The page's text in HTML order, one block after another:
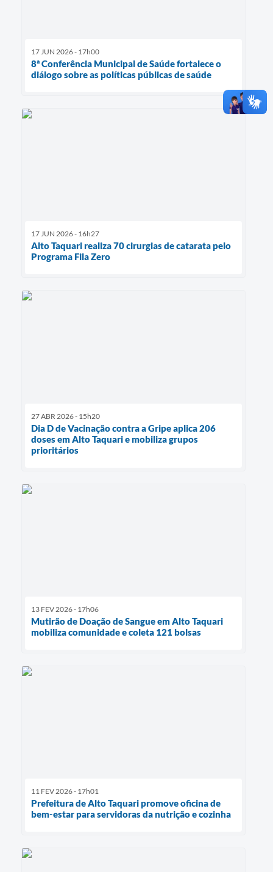
17 JUN 2026 - 17h00
8ª Conferência Municipal de Saúde fortalece o
diálogo sobre as políticas públicas de saúde
17 JUN 2026 - 16h27
Alto Taquari realiza 70 cirurgias de catarata pelo
Programa Fila Zero
27 ABR 2026 - 15h20
Dia D de Vacinação contra a Gripe aplica 206
doses em Alto Taquari e mobiliza grupos
prioritários
13 FEV 2026 - 17h06
Mutirão de Doação de Sangue em Alto Taquari
mobiliza comunidade e coleta 121 bolsas
11 FEV 2026 - 17h01
Prefeitura de Alto Taquari promove oficina de
bem-estar para servidoras da nutrição e cozinha